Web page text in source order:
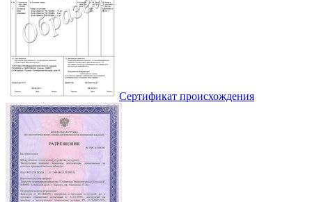
Сертификат происхождения